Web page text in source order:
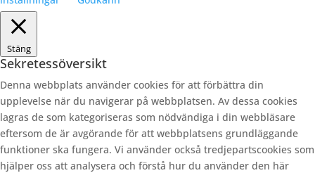
Stäng
Sekretessöversikt
Denna webbplats använder cookies för att förbättra din
upplevelse när du navigerar på webbplatsen. Av dessa cookies
lagras de som kategoriseras som nödvändiga i din webbläsare
eftersom de är avgörande för att webbplatsens grundläggande
funktioner ska fungera. Vi använder också tredjepartscookies som
hjälper oss att analysera och förstå hur du använder den här